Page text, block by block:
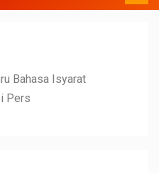
Bahasa Isyarat
Pers